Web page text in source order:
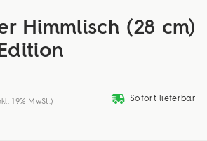
Himmlisch (28 cm)
19% MwSt.) deliveryvan Sofort lieferbar